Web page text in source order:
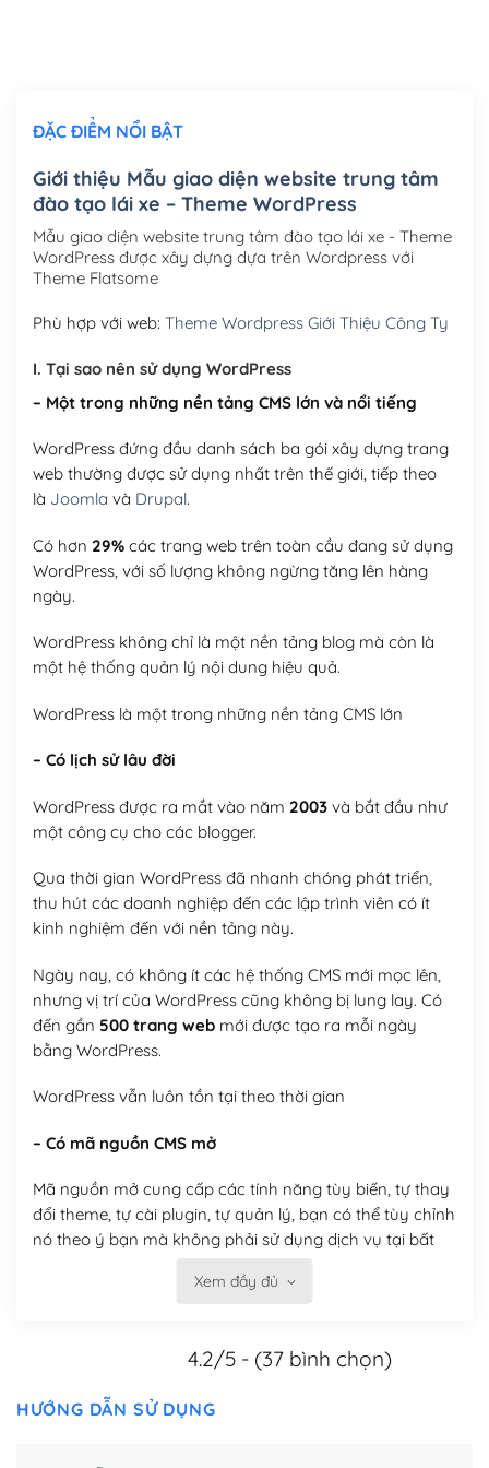
Mua thêm Host + Tên miền
Tên miền quốc tế .com .net .org (1 năm)
Tên miền Việt Nam .vn (1 năm)(+550,000₫)
Hosting 2GB SSD (1 năm)(+450,000₫)
Hosting 5GB SSD (1 năm) (+650,000₫)
Hosting 8GB SSD (1 năm) (+950,000₫)
ĐẶC ĐIỂM NỔI BẬT
Giới thiệu Mẫu giao diện website trung tâm
đào tạo lái xe – Theme WordPress
Mẫu giao diện website trung tâm đào tạo lái xe - Theme
WordPress được xây dựng dựa trên Wordpress với
Theme Flatsome
Phù hợp với web: Theme Wordpress Giới Thiệu Công Ty
I. Tại sao nên sử dụng WordPress
– Một trong những nền tảng CMS lớn và nổi tiếng
WordPress đứng đầu danh sách ba gói xây dựng trang
web thường được sử dụng nhất trên thế giới, tiếp theo
là Joomla và Drupal.
Có hơn 29%các trang web trên toàn cầu đang sử dụng
WordPress, với số lượng không ngừng tăng lên hàng
ngày.
WordPress không chỉ là một nền tảng blog mà còn là
một hệ thống quản lý nội dung hiệu quả.
WordPress là một trong những nền tảng CMS lớn
– Có lịch sử lâu đời
WordPress được ra mắt vào năm 2003và bắt đầu như
một công cụ cho các blogger.
Qua thời gian WordPress đã nhanh chóng phát triển,
thu hút các doanh nghiệp đến các lập trình viên có ít
kinh nghiệm đến với nền tảng này.
Ngày nay, có không ít các hệ thống CMS mới mọc lên,
nhưng vị trí của WordPress cũng không bị lung lay. Có
đến gần 500 trang webmới được tạo ra mỗi ngày
bằng WordPress.
WordPress vẫn luôn tồn tại theo thời gian
– Có mã nguồn CMS mở
Mã nguồn mở cung cấp các tính năng tùy biến, tự thay
đổi theme, tự cài plugin, tự quản lý, bạn có thể tùy chỉnh
nó theo ý bạn mà không phải sử dụng dịch vụ tại bất
Xem đầy đủ
4.2/5 - (37 bình chọn)
HƯỚNG DẪN SỬ DỤNG